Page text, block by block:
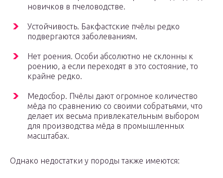
новичков в пчеловодстве.
Устойчивость. Бакфастские пчёлы редко
подвергаются заболеваниям.
Нет роения. Особи абсолютно не склонны к
роению, а если переходят в это состояние, то
крайне редко.
Медосбор. Пчёлы дают огромное количество
мёда по сравнению со своими собратьями, что
делает их весьма привлекательным выбором
для производства мёда в промышленных
масштабах.
Однако недостатки у породы также имеются: